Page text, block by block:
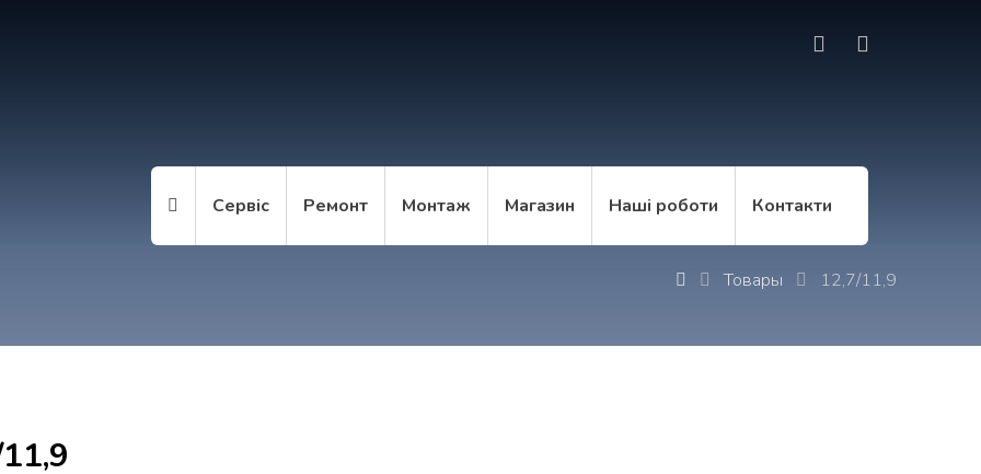
Сервіс Ремонт Монтаж Магазин Наші роботи Контакти
Товары 12,7/11,9